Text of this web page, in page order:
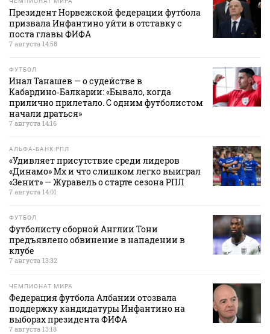
Президент Норвежской федерации футбола
призвала Инфантино уйти в отставку с
поста главы ФИФА
7 августа 14:58
ФУТБОЛ
Инал Танашев — о судействе в
Кабардино‑Балкарии: «Бывало, когда
прилично прилетало. С одним футболистом
начали драться»
7 августа 14:16
АЛЬФА-БАНК РПЛ
«Удивляет присутствие среди лидеров
«Динамо» Мх и что слишком легко выиграл
«Зенит» — Журавель о старте сезона РПЛ
7 августа 14:01
ФУТБОЛ
Футболисту сборной Англии Тони
предъявлено обвинение в нападении в
клубе
7 августа 13:32
ЧЕМПИОНАТ МИРА
Федерация футбола Албании отозвала
поддержку кандидатуры Инфантино на
выборах президента ФИФА
7 августа 13:18